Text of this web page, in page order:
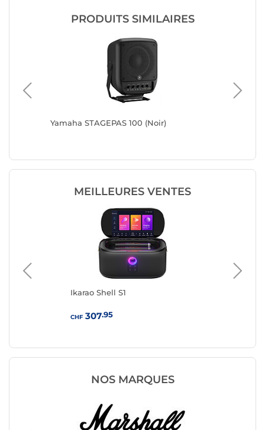
PRODUITS SIMILAIRES
Yamaha STAGEPAS 100 (Noir)
MEILLEURES VENTES
Ikarao Shell S1
CHF307.95
NOS MARQUES